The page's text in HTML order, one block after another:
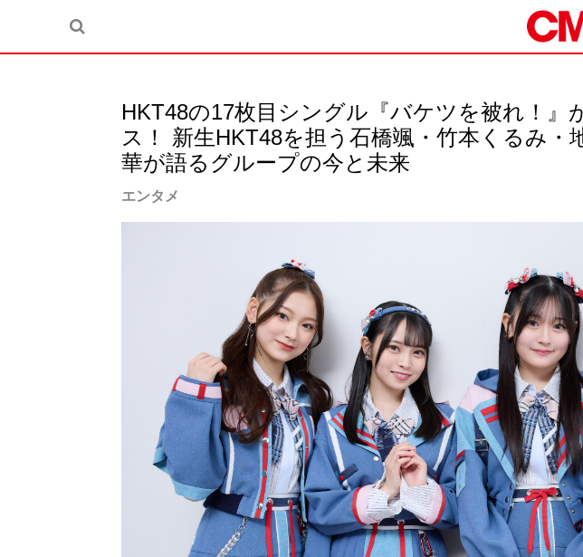
HKT48の17枚目シングル『バケツを被れ！』
ス！ 新生HKT48を担う石橋颯・竹本くるみ・
華が語るグループの今と未来
エンタメ